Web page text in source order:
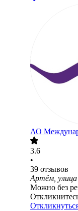
АО
3.6
•
39 отзывов
Артём,
Можно без